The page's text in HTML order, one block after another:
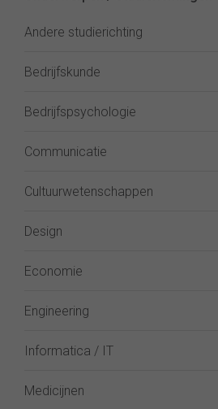
Andere studierichting
Bedrijfskunde
Bedrijfspsychologie
Communicatie
Cultuurwetenschappen
Design
Economie
Engineering
Informatica / IT
Medicijnen